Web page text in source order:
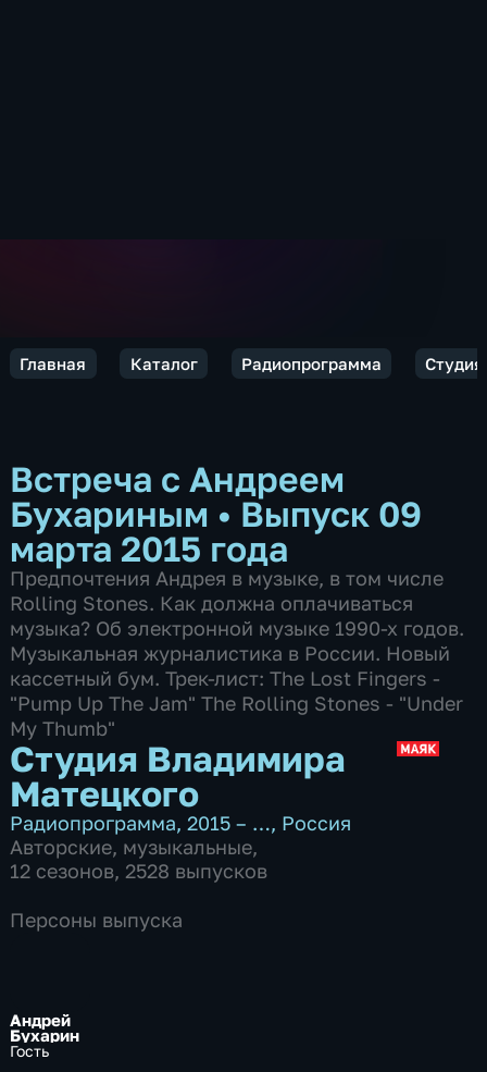
Главная Каталог Радиопрограмма
Встреча с Андреем
Бухариным • Выпуск 09
марта 2015 года
Предпочтения Андрея в музыке, в том числе
Rolling Stones. Как должна оплачиваться
музыка? Об электронной музыке 1990-х годов.
Музыкальная журналистика в России. Новый
кассетный бум. Трек-лист: The Lost Fingers -
"Pump Up The Jam" The Rolling Stones - "Under
My Thumb"
Студия Владимира
Матецкого
Радиопрограмма,2015 – …, Россия
Авторские, музыкальные,
12 сезонов, 2528 выпусков
Персоны выпуска
Андрей
Бухарин
Гость